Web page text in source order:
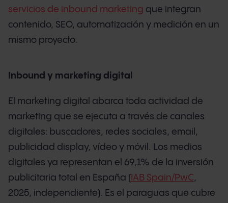
servicios de inbound marketing que integran
contenido, SEO, automatización y medición en un
mismo proyecto.
Inbound y marketing digital
El marketing digital abarca toda actividad de
marketing que se ejecuta a través de canales
digitales: buscadores, redes sociales, email,
publicidad display, vídeo y móvil. Los medios
digitales ya representan el 69,1% de la inversión
publicitaria total en España ( IAB Spain/PwC,
2025, independiente). Es el paraguas que cubre